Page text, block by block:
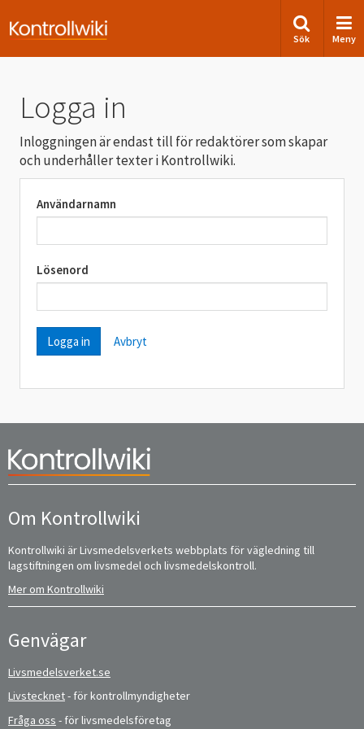
Sök Meny
Logga in
Inloggningen är endast till för redaktörer som skapar
och underhåller texter i Kontrollwiki.
Användarnamn
Lösenord
Avbryt
Om Kontrollwiki
Kontrollwiki är Livsmedelsverkets webbplats för vägledning till
lagstiftningen om livsmedel och livsmedelskontroll.
Mer om Kontrollwiki
Genvägar
Livsmedelsverket.se
Livstecknet- för kontrollmyndigheter
Fråga oss - för livsmedelsföretag